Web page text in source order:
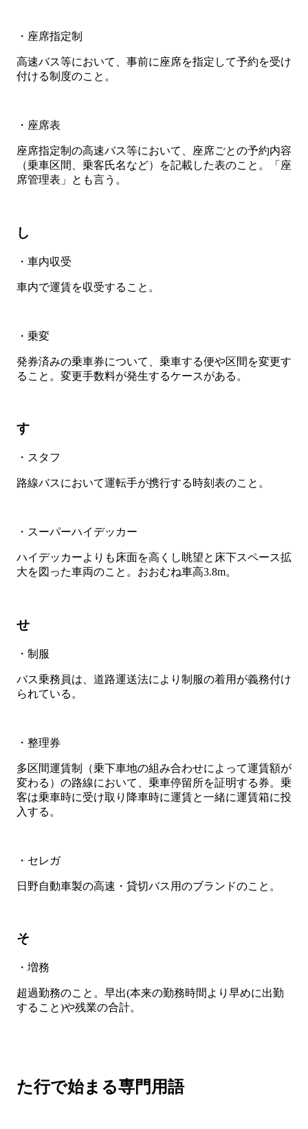
・座席指定制
高速バス等において、事前に座席を指定して予約を受け
付ける制度のこと。
・座席表
座席指定制の高速バス等において、座席ごとの予約内容
（乗車区間、乗客氏名など）を記載した表のこと。「座
席管理表」とも言う。
し
・車内収受
車内で運賃を収受すること。
・乗変
発券済みの乗車券について、乗車する便や区間を変更す
ること。変更手数料が発生するケースがある。
す
・スタフ
路線バスにおいて運転手が携行する時刻表のこと。
・スーパーハイデッカー
ハイデッカーよりも床面を高くし眺望と床下スペース拡
大を図った車両のこと。おおむね車高3.8m。
せ
・制服
バス乗務員は、道路運送法により制服の着用が義務付け
られている。
・整理券
多区間運賃制（乗下車地の組み合わせによって運賃額が
変わる）の路線において、乗車停留所を証明する券。乗
客は乗車時に受け取り降車時に運賃と一緒に運賃箱に投
入する。
・セレガ
日野自動車製の高速・貸切バス用のブランドのこと。
そ
・増務
超過勤務のこと。早出(本来の勤務時間より早めに出勤
すること)や残業の合計。
た行で始まる専門用語